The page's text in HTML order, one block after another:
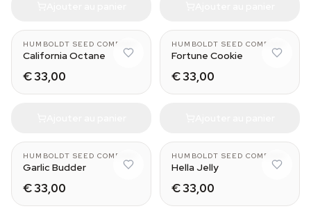
HUMBOLDT SEED COMPANY
California Octane
€ 33,00
HUMBOLDT SEED COMPANY
Fortune Cookie
€ 33,00
HUMBOLDT SEED COMPANY
Garlic Budder
€ 33,00
HUMBOLDT SEED COMPANY
Hella Jelly
€ 33,00